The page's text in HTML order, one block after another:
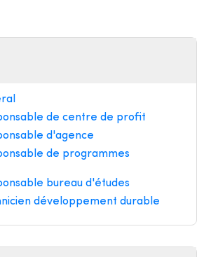
de centre de profit
d'agence
de programmes
bureau d'études
développement durable